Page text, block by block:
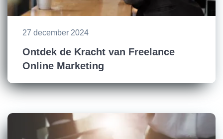
27 december 2024
Ontdek de Kracht van Freelance
Online Marketing